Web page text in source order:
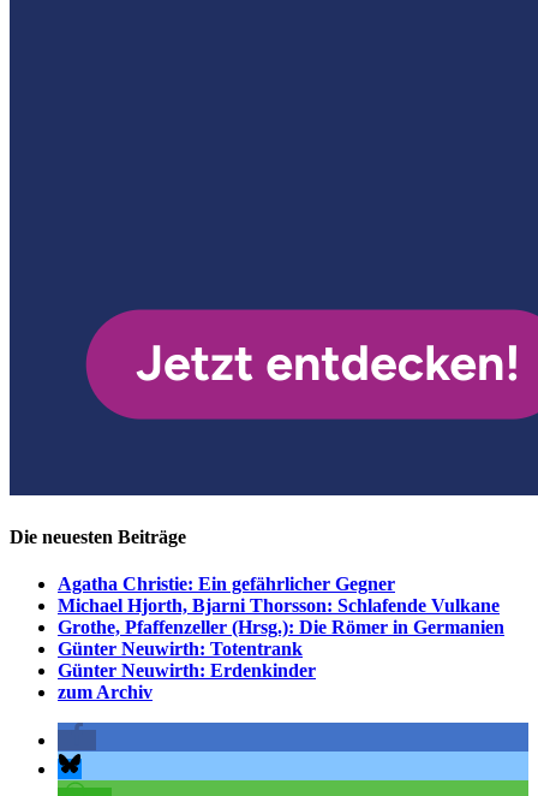
Die neuesten Beiträge
Agatha Christie: Ein gefährlicher Gegner
Michael Hjorth, Bjarni Thorsson: Schlafende Vulkane
Grothe, Pfaffenzeller (Hrsg.): Die Römer in Germanien
Günter Neuwirth: Totentrank
Günter Neuwirth: Erdenkinder
zum Archiv